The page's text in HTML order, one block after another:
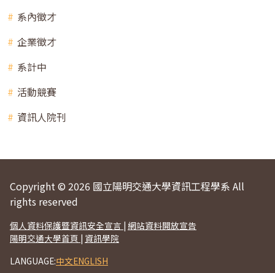
系內徵才
企業徵才
系計中
活動競賽
資訊人院刊
Copyright © 2026 國立陽明交通大學資訊工程學系 All
rights reserved
個人資料保護暨資訊安全宣言 | 網站資料開放宣告
陽明交通大學首頁 | 資訊學院
LANGUAGE:中文ENGLISH